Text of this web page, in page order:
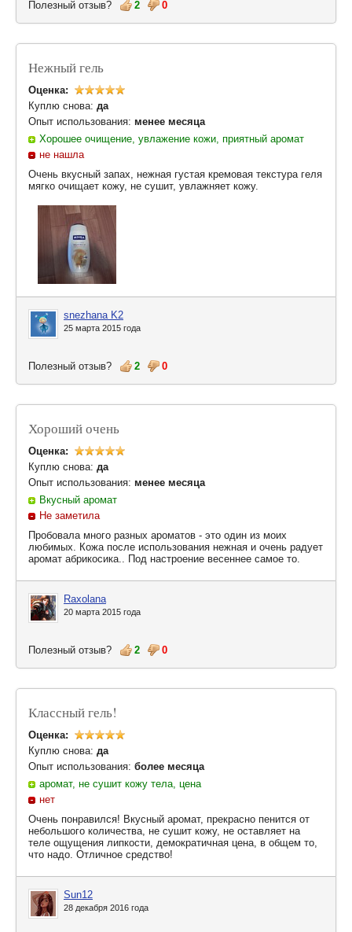
Полезный отзыв? 2 0
Нежный гель
Оценка:
Куплю снова: да
Опыт использования: менее месяца
Хорошее очищение, увлажение кожи, приятный аромат
не нашла
Очень вкусный запах, нежная густая кремовая текстура геля
мягко очищает кожу, не сушит, увлажняет кожу.
snezhana K2
25 марта 2015 года
Полезный отзыв? 2 0
Хороший очень
Оценка:
Куплю снова: да
Опыт использования: менее месяца
Вкусный аромат
Не заметила
Пробовала много разных ароматов - это один из моих
любимых. Кожа после использования нежная и очень радует
аромат абрикосика.. Под настроение весеннее самое то.
Raxolana
20 марта 2015 года
Полезный отзыв? 2 0
Классный гель!
Оценка:
Куплю снова: да
Опыт использования: более месяца
аромат, не сушит кожу тела, цена
нет
Очень понравился! Вкусный аромат, прекрасно пенится от
небольшого количества, не сушит кожу, не оставляет на
теле ощущения липкости, демократичная цена, в общем то,
что надо. Отличное средство!
Sun12
28 декабря 2016 года